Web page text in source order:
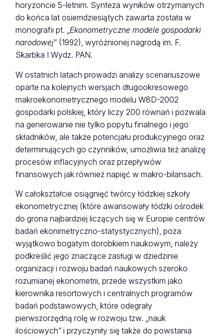
horyzoncie 5-letnim. Synteza wyników otrzymanych
do końca lat osiemdziesiątych zawarta została w
monografii pt. „Ekonometryczne modele gospodarki
narodowej” (1992), wyróżnionej nagrodą im. F.
Skarbka I Wydz. PAN.
W ostatnich latach prowadzi analizy scenariuszowe
oparte na kolejnych wersjach długookresowego
makroekonometrycznego modelu W8D-2002
gospodarki polskiej, który liczy 200 równań i pozwala
na generowanie nie tylko popytu finalnego i jego
składników, ale także potencjału produkcyjnego oraz
determinujących go czynników, umożliwia też analizę
procesów inflacyjnych oraz przepływów
finansowych jak również napięć w makro-bilansach.
W całokształcie osiągnięć twórcy łódzkiej szkoły
ekonometrycznej (które awansowały łódzki ośrodek
do grona najbardziej liczących się w Europie centrów
badań ekonimetryczno-statystycznych), poza
wyjątkowo bogatym dorobkiem naukowym, należy
podkreślić jego znaczące zasługi w dziedzinie
organizacji i rozwoju badań naukowych szeroko
rozumianej ekonometrii, przede wszystkim jako
kierownika resortowych i centralnych programów
badań podstawowych, które odegrały
pierwszorzędną rolę w rozwoju tzw. „nauk
ilościowych” i przyczyniły się także do powstania